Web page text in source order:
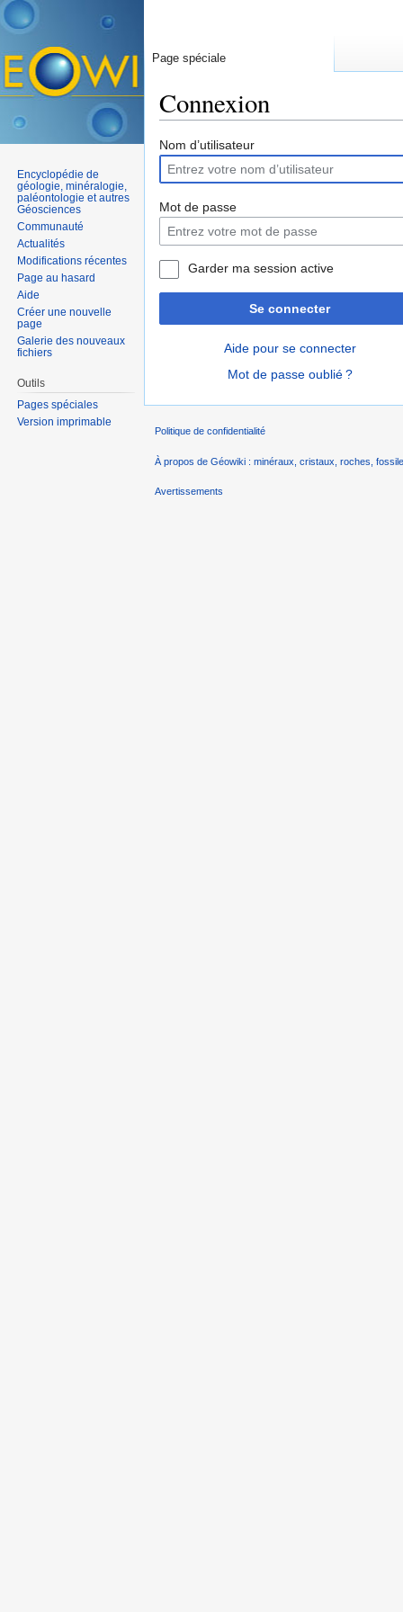
Connexion
Nom d’utilisateur
Mot de passe
Garder ma session active
Se connecter
Aide pour se connecter
Mot de passe oublié ?
Page spéciale
Encyclopédie de
géologie, minéralogie,
paléontologie et autres
Géosciences
Communauté
Actualités
Modifications récentes
Page au hasard
Aide
Créer une nouvelle
page
Galerie des nouveaux
fichiers
Outils
Pages spéciales
Version imprimable
Politique de confidentialité
À propos de Géowiki : minéraux, cristaux, roches,
Avertissements